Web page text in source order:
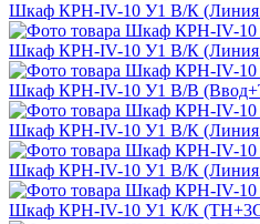
Шкаф КРН-IV-10 У1 В/К (Линия
Шкаф КРН-IV-10 У1 В/К (Линия
Шкаф КРН-IV-10 У1 В/В
Шкаф КРН-IV-10 У1 В/К (Линия
Шкаф КРН-IV-10 У1 В/К (Линия
Шкаф КРН-IV-10 У1 К/К